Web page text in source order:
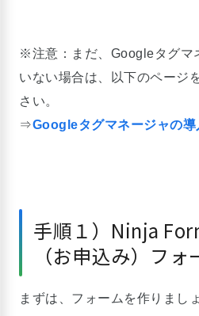
※注意：まだ、Googleタグマ
いない場合は、以下のページ
さい。
⇒Googleタグマネージャの導
手順１）Ninja
（お申込み）フ
まずは、フォームを作りまし